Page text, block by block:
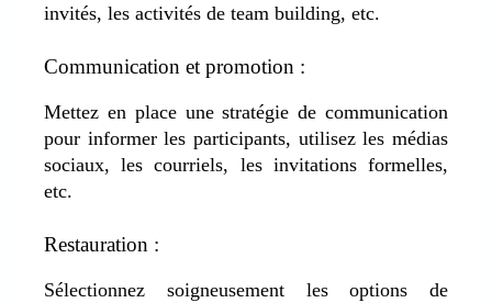
invités, les activités de team building, etc.
Communication et promotion :
Mettez en place une stratégie de communication
pour informer les participants, utilisez les médias
sociaux, les courriels, les invitations formelles,
etc.
Restauration :
Sélectionnez soigneusement les options de